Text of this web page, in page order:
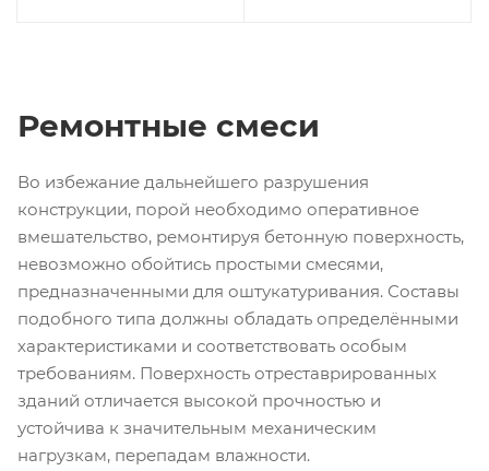
Ремонтные смеси
Во избежание дальнейшего разрушения
конструкции, порой необходимо оперативное
вмешательство, ремонтируя бетонную поверхность,
невозможно обойтись простыми смесями,
предназначенными для оштукатуривания. Составы
подобного типа должны обладать определёнными
характеристиками и соответствовать особым
требованиям. Поверхность отреставрированных
зданий отличается высокой прочностью и
устойчива к значительным механическим
нагрузкам, перепадам влажности.